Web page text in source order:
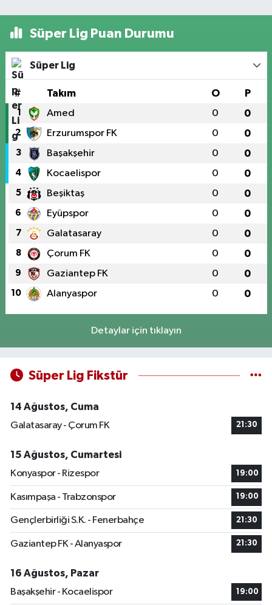
Süper Lig Puan Durumu
Süper Lig
# Takım O P
1 Amed 0 0
2 Erzurumspor FK 0 0
3 Başakşehir 0 0
4 Kocaelispor 0 0
5 Beşiktaş 0 0
6 Eyüpspor 0 0
7 Galatasaray 0 0
8 Çorum FK 0 0
9 Gaziantep FK 0 0
10 Alanyaspor 0 0
Detaylar için tıklayın
Süper Lig Fikstür
14 Ağustos, Cuma
Galatasaray - Çorum FK
21:30
15 Ağustos, Cumartesi
Konyaspor - Rizespor
19:00
Kasımpaşa - Trabzonspor 19:00
Gençlerbirliği S.K. - Fenerbahçe 21:30
Gaziantep FK - Alanyaspor 21:30
16 Ağustos, Pazar
Başakşehir - Kocaelispor
19:00